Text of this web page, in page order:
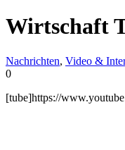
Wirtschaft
Nachrichten, Video &
0
[tube]https://